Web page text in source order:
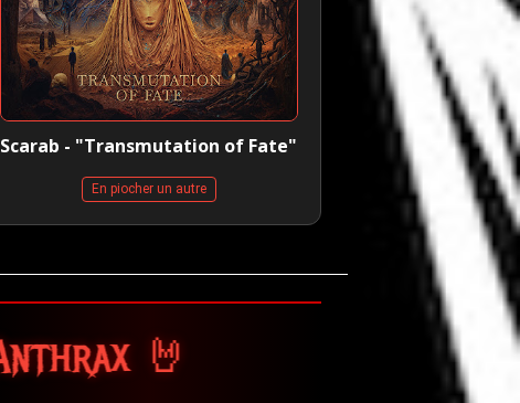
Scarab - "Transmutation of Fate"
En piocher un autre